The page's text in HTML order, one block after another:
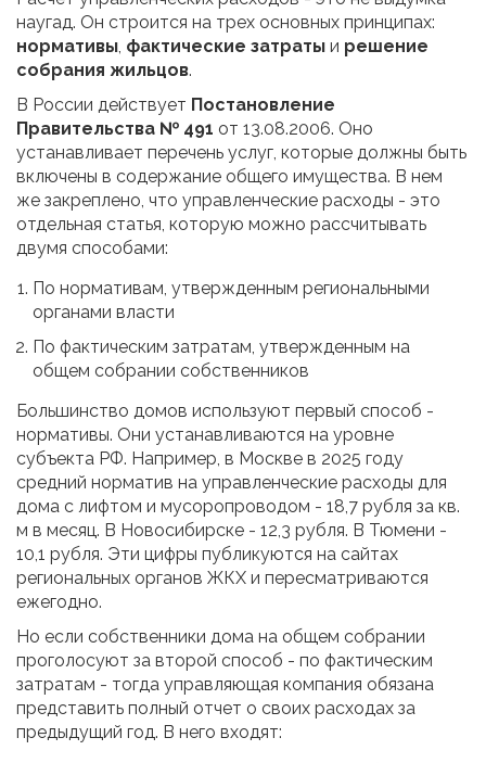
наугад. Он строится на трех основных принципах:
нормативы, фактические затраты и решение
собрания жильцов.
В России действует Постановление
Правительства № 491 от 13.08.2006. Оно
устанавливает перечень услуг, которые должны быть
включены в содержание общего имущества. В нем
же закреплено, что управленческие расходы - это
отдельная статья, которую можно рассчитывать
двумя способами:
По нормативам, утвержденным региональными
органами власти
По фактическим затратам, утвержденным на
общем собрании собственников
Большинство домов используют первый способ -
нормативы. Они устанавливаются на уровне
субъекта РФ. Например, в Москве в 2025 году
средний норматив на управленческие расходы для
дома с лифтом и мусоропроводом - 18,7 рубля за кв.
м в месяц. В Новосибирске - 12,3 рубля. В Тюмени -
10,1 рубля. Эти цифры публикуются на сайтах
региональных органов ЖКХ и пересматриваются
ежегодно.
Но если собственники дома на общем собрании
проголосуют за второй способ - по фактическим
затратам - тогда управляющая компания обязана
представить полный отчет о своих расходах за
предыдущий год. В него входят: